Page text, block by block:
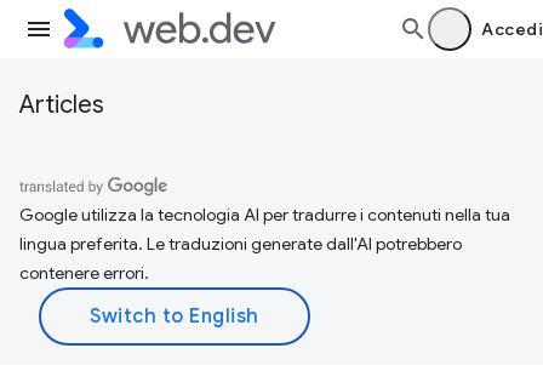
Accedi
Articles
Google utilizza la tecnologia AI per tradurre i contenuti nella tua
lingua preferita. Le traduzioni generate dall'AI potrebbero
contenere errori.